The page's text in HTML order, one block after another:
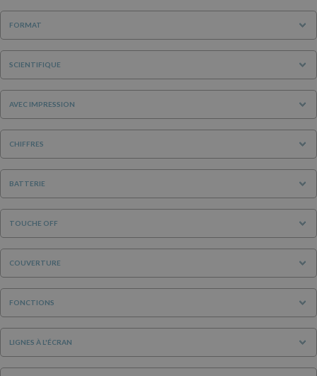
FORMAT
SCIENTIFIQUE
AVEC IMPRESSION
CHIFFRES
BATTERIE
TOUCHE OFF
COUVERTURE
FONCTIONS
LIGNES À L'ÉCRAN